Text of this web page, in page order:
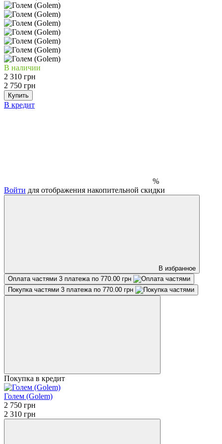
В наличии
2 310 грн
2 750 грн
Купить
В кредит
%
Войти для отображения накопительной скидки
В избранное
Оплата частями 3 платежа по 770.00 грн
Покупка частями 3 платежа по 770.00 грн
Покупка в кредит
Голем (Golem)
2 750 грн
2 310 грн